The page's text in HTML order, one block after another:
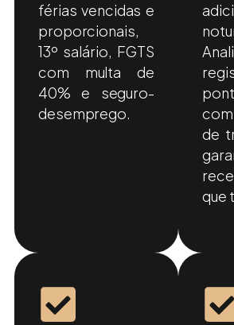
férias vencidas e
proporcionais,
13º salário, FGTS
com multa de
40% e seguro-
desemprego.
de
que